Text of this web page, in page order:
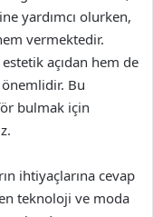
yardımcı olurken,
vermektedir.
açıdan hem de
Bu
bulmak için
ihtiyaçlarına cevap
teknoloji ve moda